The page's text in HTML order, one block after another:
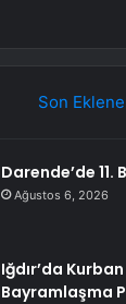
Son
Darende’de
Ağustos 6, 2026
Iğdır’da
Bayramlaşma